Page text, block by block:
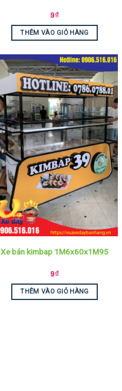
9₫
THÊM VÀO GIỎ HÀNG
Xe bán kimbap 1M6x60x1M95
9₫
THÊM VÀO GIỎ HÀNG